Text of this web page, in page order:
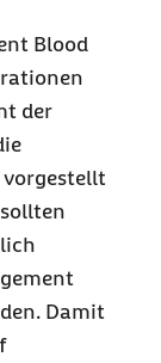
Blood
der
vorgestellt
Damit